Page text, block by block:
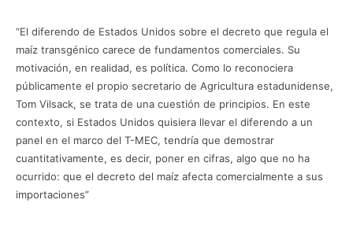
“El diferendo de Estados Unidos sobre el decreto que regula el
maíz transgénico carece de fundamentos comerciales. Su
motivación, en realidad, es política. Como lo reconociera
públicamente el propio secretario de Agricultura estadunidense,
Tom Vilsack, se trata de una cuestión de principios. En este
contexto, si Estados Unidos quisiera llevar el diferendo a un
panel en el marco del T-MEC, tendría que demostrar
cuantitativamente, es decir, poner en cifras, algo que no ha
ocurrido: que el decreto del maíz afecta comercialmente a sus
importaciones”